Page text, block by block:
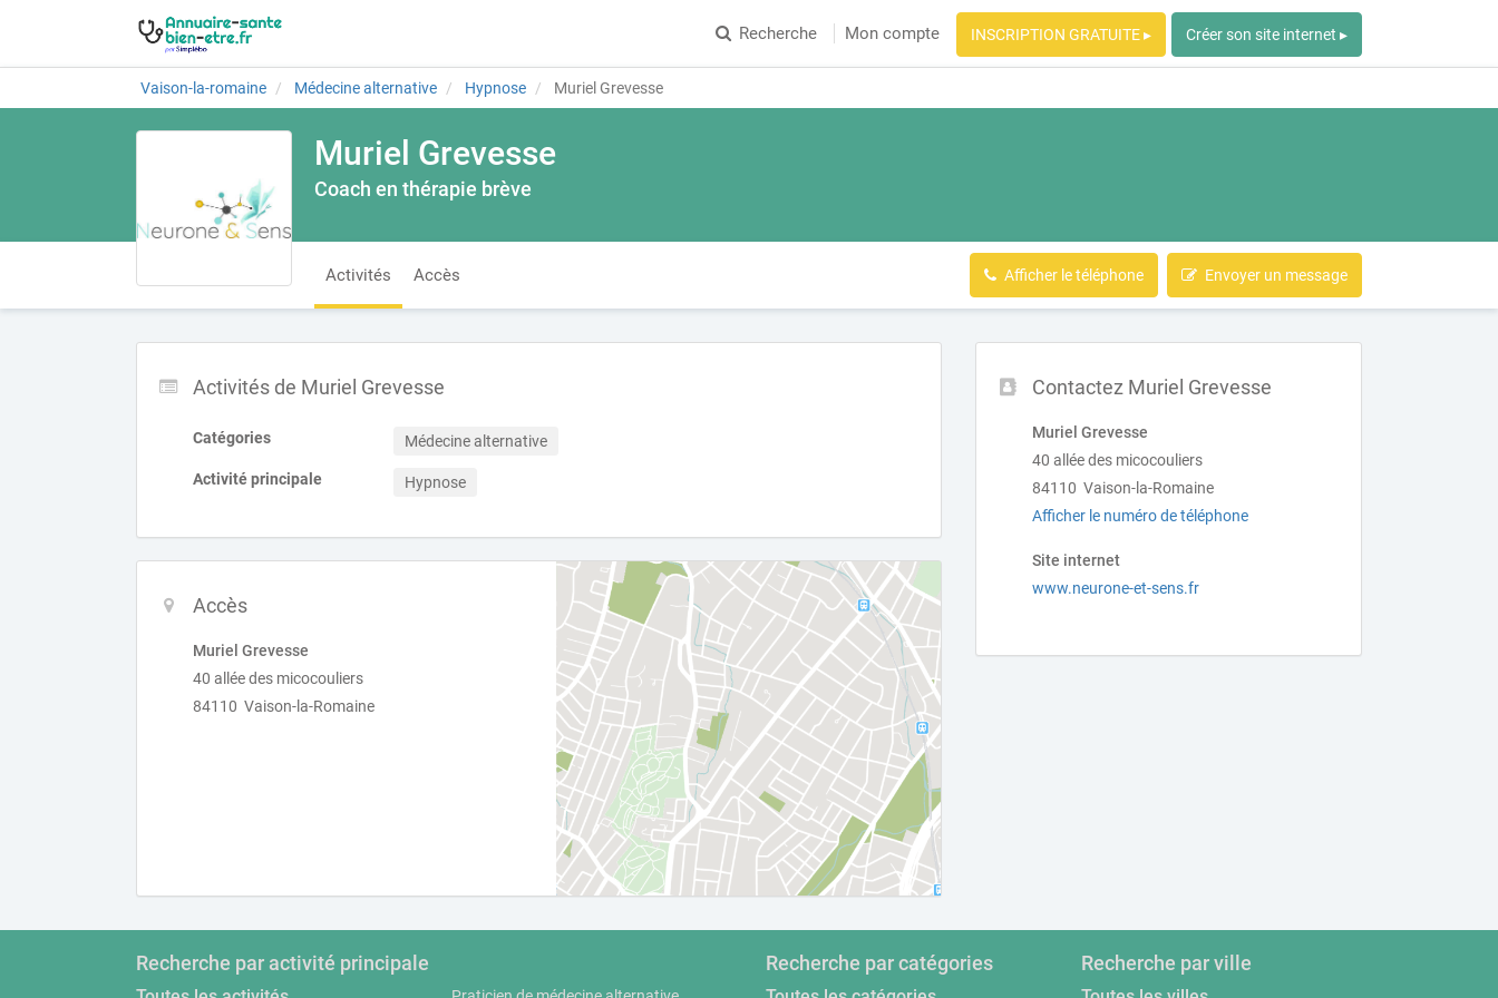
Recherche Mon compte INSCRIPTION GRATUITE ▸ Créer son site internet ▸
Vaison-la-romaine Médecine alternative Hypnose Muriel Grevesse
Muriel Grevesse
Coach en thérapie brève
Activités Accès Afficher le téléphone Envoyer un message
Contactez Muriel Grevesse
Muriel Grevesse
40 allée des micocouliers
84110 Vaison-la-Romaine
Afficher le numéro de téléphone
Site internet
www.neurone-et-sens.fr
Activités de Muriel Grevesse
Catégories Médecine alternative
Activité principale Hypnose
Accès
Muriel Grevesse
40 allée des micocouliers
84110 Vaison-la-Romaine
Recherche par activité principale Recherche par catégories Recherche par ville